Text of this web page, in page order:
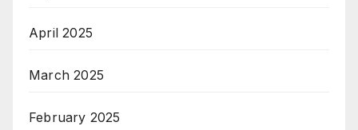
April 2025
March 2025
February 2025